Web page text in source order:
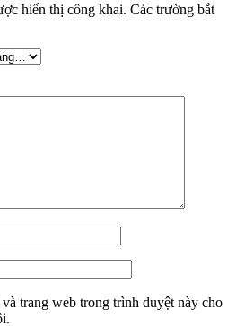
hiển thị công khai. Các trường bắt
trang web trong trình duyệt này cho